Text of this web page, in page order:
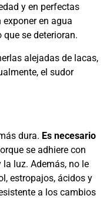
y en perfectas
en agua
se deterioran.
alejadas de lacas,
el sudor
dura. Es necesario
se adhiere con
luz. Además, no le
estropajos, ácidos y
a los cambios